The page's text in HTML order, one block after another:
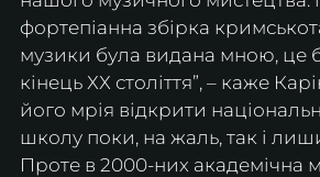
фортепіанна збірка
музики була видана мною, це
кінець ХХ століття”, – каже
його мрія відкрити
школу поки, на жаль, так і
Проте в 2000-них академічна